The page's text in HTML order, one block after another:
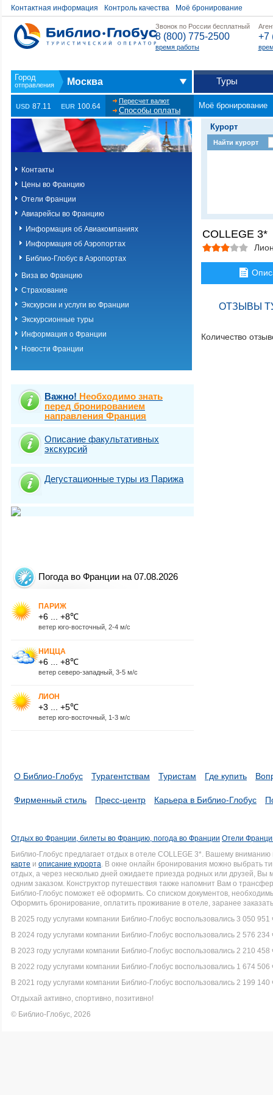
Контактная информация Контроль качества Моё бронирование
Звонок по России бесплатный
8 (800) 775-2500
время работы
+7
Москва Туры
USD 87.11 EUR 100.64
Пересчет валют
Способы оплаты
Моё бронирование
Контакты
Цены во Францию
Отели Франции
Авиарейсы во Францию
Информация об Авиакомпаниях
Информация об Аэропортах
Библио-Глобус в Аэропортах
Виза во Францию
Страхование
Экскурсии и услуги во Франции
Экскурсионные туры
Информация о Франции
Новости Франции
Важно! Необходимо знать
перед бронированием
направления Франция
Описание факультативных
экскурсий
Дегустационные туры из Парижа
Погода во Франции на 07.08.2026
ПАРИЖ
+6 ... +8℃
ветер юго-восточный, 2-4 м/с
НИЦЦА
+6 ... +8℃
ветер северо-западный, 3-5 м/с
ЛИОН
+3 ... +5℃
ветер юго-восточный, 1-3 м/с
Курорт
Найти курорт
COLLEGE 3*
ОТЗЫВЫ
Количество
О Библио-Глобус Турагентствам Туристам Где купить
Фирменный стиль Пресс-центр Карьера в Библио-Глобус
Отдых во Франции, билеты во Францию, погода во Франции Отели
Библио-Глобус предлагает отдых в отеле COLLEGE 3*. Вашему
карте и описание курорта. В окне онлайн бронирования можно выбрать
отдых, а через несколько дней ожидаете приезда родных или друзей, Вы
одним заказом. Конструктор путешествия также напомнит Вам о
Библио-Глобус поможет её оформить. Со списком документов,
Оформить бронирование, оплатить проживание в отеле, заранее
В 2025 году услугами компании Библио-Глобус воспользовались 3 050 951
В 2024 году услугами компании Библио-Глобус воспользовались 2 576 234
В 2023 году услугами компании Библио-Глобус воспользовались 2 210 458
В 2022 году услугами компании Библио-Глобус воспользовались 1 674 506
В 2021 году услугами компании Библио-Глобус воспользовались 2 199 140
Отдыхай активно, спортивно, позитивно!
© Библио-Глобус, 2026